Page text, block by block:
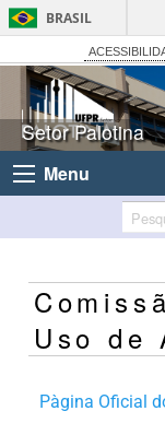
BRASIL
Setor Palotina
Menu
Uso de
Pàgina Oficial